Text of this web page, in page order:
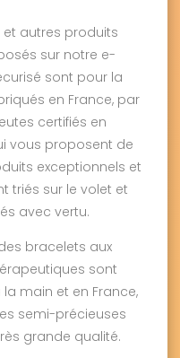
et autres produits
sur notre e-
sont pour la
en France, par
certifiés en
vous proposent de
exceptionnels et
triés sur le volet et
avec vertu.
bracelets aux
sont
main et en France,
semi-précieuses
grande qualité.